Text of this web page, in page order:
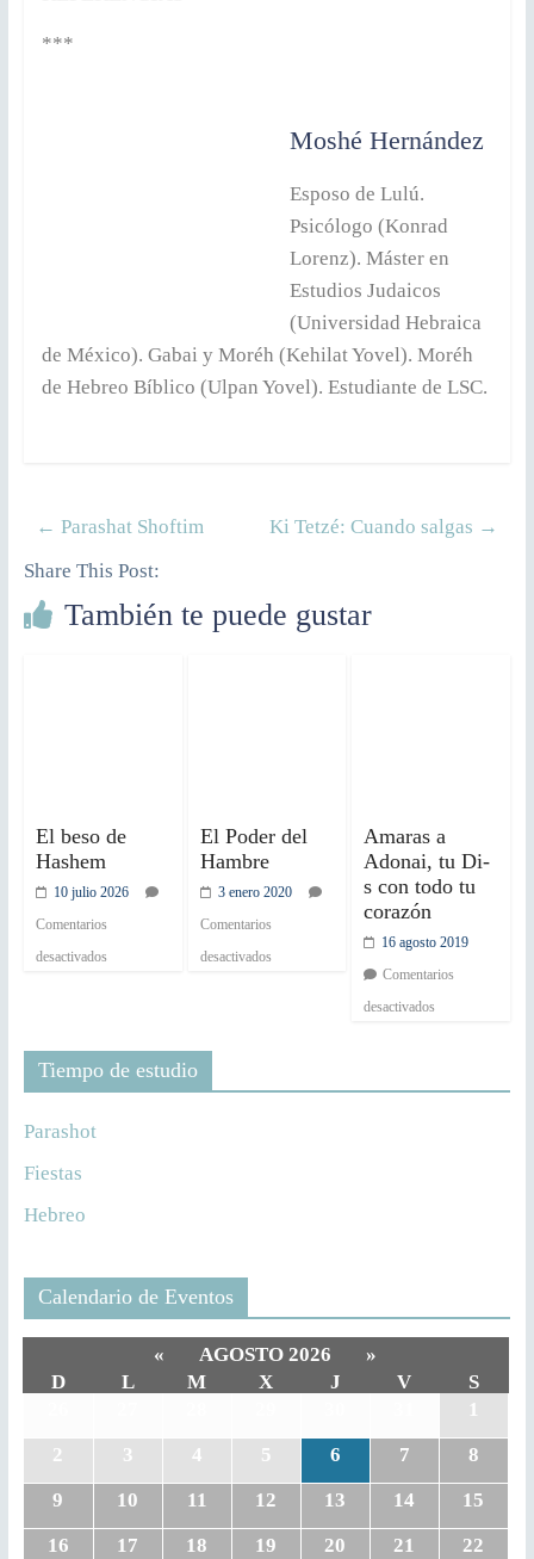
***
Moshé Hernández
Esposo de Lulú.
Psicólogo (Konrad
Lorenz). Máster en
Estudios Judaicos
(Universidad Hebraica
de México). Gabai y Moréh (Kehilat Yovel). Moréh
de Hebreo Bíblico (Ulpan Yovel). Estudiante de LSC.
← Parashat Shoftim Ki Tetzé: Cuando salgas →
Share This Post:
También te puede gustar
El beso de
Hashem
10 julio 2026
Comentarios
desactivados
El Poder del
Hambre
3 enero 2020
Comentarios
desactivados
Amaras a
Adonai, tu Di-
s con todo tu
corazón
16 agosto 2019
Comentarios
desactivados
Tiempo de estudio
Parashot
Fiestas
Hebreo
Calendario de Eventos
« AGOSTO 2026
»
D
L M X J V
S
1
2
3 4 5 6 7
8
9
10 11 12 13 14
15
16
17 18 19 20 21
22